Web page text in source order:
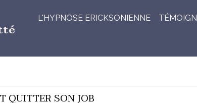
L'HYPNOSE ERICKSONIENNE
QUITTER SON JOB